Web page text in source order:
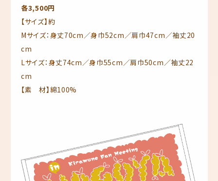
各3,500円
【サイズ】約
Mサイズ：身丈70cm／身巾52cm／肩巾47cm／袖丈20
cm
Lサイズ：身丈74cm／身巾55cm／肩巾50cm／袖丈22
cm
【素 材】綿100%